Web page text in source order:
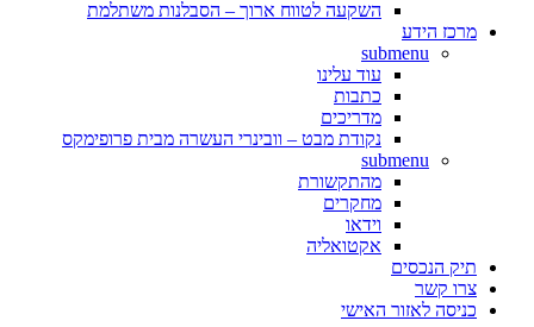
השקעה לטווח ארוך – הסבלנות משתלמת
מרכז הידע
submenu
עוד עלינו
כתבות
מדריכים
נקודת מבט – וובינרי העשרה מבית פרופימקס
submenu
מהתקשורת
מחקרים
וידאו
אקטואליה
תיק הנכסים
צרו קשר
כניסה לאזור האישי